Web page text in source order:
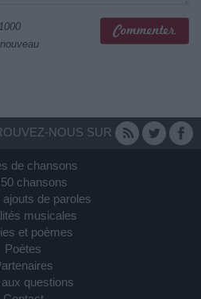
NOUS SUR
de chansons
chansons
de paroles
musicales
et poèmes
Poètes
questions